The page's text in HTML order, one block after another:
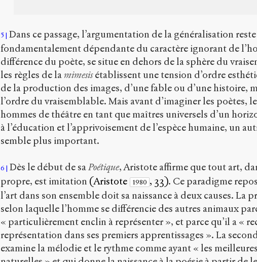
5 Dans ce passage, l’argumentation de la généralisation reste
fondamentalement dépendante du caractère ignorant de
différence du poète, se situe en dehors de la sphère du
les règles de lamimesisétablissent une tension d’ordre
de la production des images, d’une fable ou d’une histoire,
l’ordre du vraisemblable. Mais avant d’imaginer les poètes,
hommes de théâtre en tant que maîtres universels d’un
à l’éducation et l’apprivoisement de l’espèce humaine, un
semble plus important.
6 Dès le début de saPoétique, Aristote affirme que tout art,
propre, est imitation (Aristote 1980 , 33). Ce paradigme
l’art dans son ensemble doit sa naissance à deux causes. La
selon laquelle l’homme se différencie des autres animaux
« particulièrement enclin à représenter », et parce qu’il a «
représentation dans ses premiers apprentissages ». La
examine la mélodie et le rythme comme ayant « les